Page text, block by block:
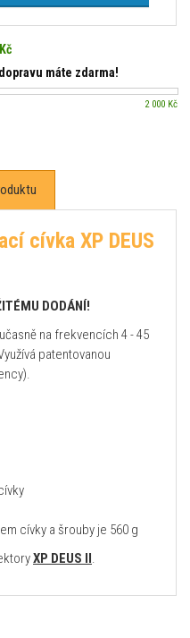
dopravu máte zdarma!
2 000 Kč
cívka XP DEUS
DODÁNÍ!
na frekvencích 4 - 45
patentovanou
cívky a šrouby je 560 g
XP DEUS II .